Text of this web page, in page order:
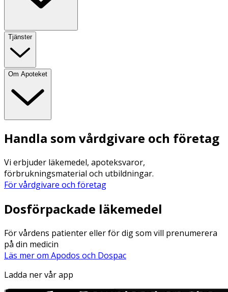
Tjänster
Om Apoteket
Handla som vårdgivare och företag
Vi erbjuder läkemedel, apoteksvaror,
förbrukningsmaterial och utbildningar.
För vårdgivare och företag
Dosförpackade läkemedel
För vårdens patienter eller för dig som vill prenumerera
på din medicin
Läs mer om Apodos och Dospac
Ladda ner vår app